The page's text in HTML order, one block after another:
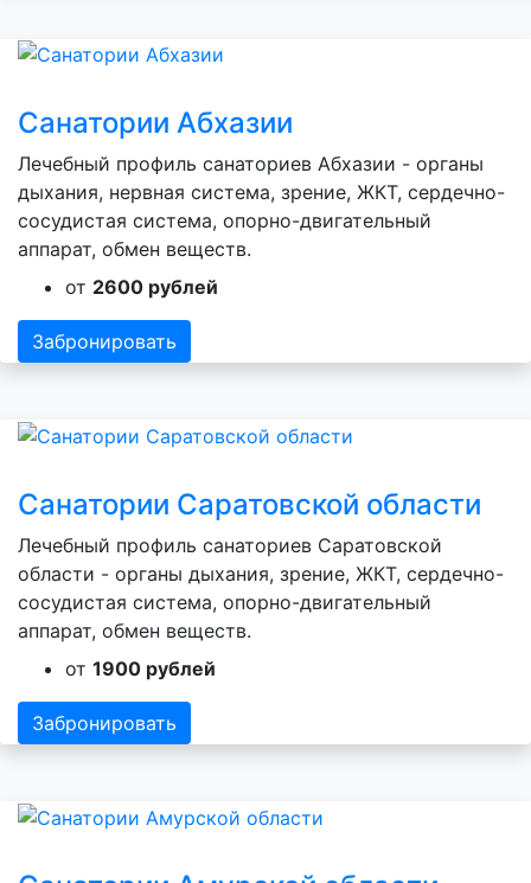
Санатории Абхазии
Лечебный профиль санаториев Абхазии - органы
дыхания, нервная система, зрение, ЖКТ, сердечно-
сосудистая система, опорно-двигательный
аппарат, обмен веществ.
от 2600 рублей
Забронировать
Санатории Саратовской области
Лечебный профиль санаториев Саратовской
области - органы дыхания, зрение, ЖКТ, сердечно-
сосудистая система, опорно-двигательный
аппарат, обмен веществ.
от 1900 рублей
Забронировать